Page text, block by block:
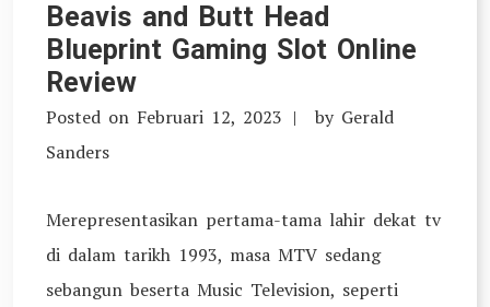
Beavis and Butt Head
Blueprint Gaming Slot Online
Review
Posted on Februari 12, 2023 by Gerald
Sanders
Merepresentasikan pertama-tama lahir dekat tv
di dalam tarikh 1993, masa MTV sedang
sebangun beserta Music Television, seperti